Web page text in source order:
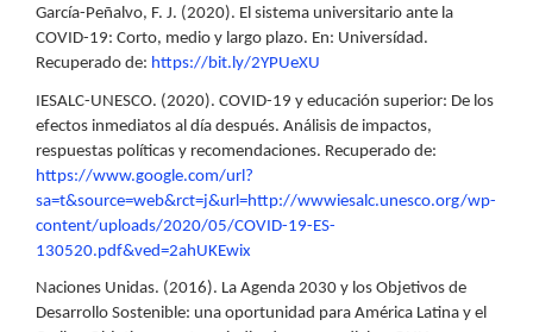
García-Peñalvo, F. J. (2020). El sistema universitario ante la
COVID-19: Corto, medio y largo plazo. En: Universídad.
Recuperado de: https://bit.ly/2YPUeXU
IESALC-UNESCO. (2020). COVID-19 y educación superior: De los
efectos inmediatos al día después. Análisis de impactos,
respuestas políticas y recomendaciones. Recuperado de:
https://www.google.com/url?
sa=t&source=web&rct=j&url=http://wwwiesalc.unesco.org/wp-
content/uploads/2020/05/COVID-19-ES-
130520.pdf&ved=2ahUKEwix
Naciones Unidas. (2016). La Agenda 2030 y los Objetivos de
Desarrollo Sostenible: una oportunidad para América Latina y el